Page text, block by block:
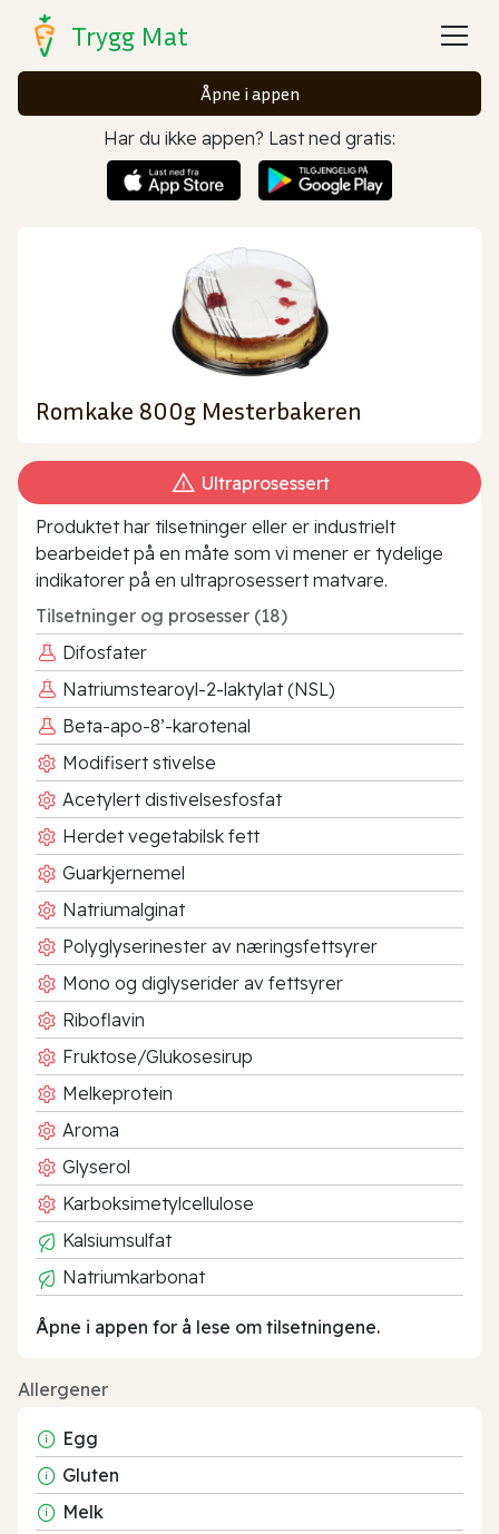
Trygg Mat
Åpne i appen
Har du ikke appen? Last ned gratis:
Romkake 800g Mesterbakeren
Ultraprosessert
Produktet har tilsetninger eller er industrielt
bearbeidet på en måte som vi mener er tydelige
indikatorer på en ultraprosessert matvare.
Tilsetninger og prosesser (18)
Difosfater
Natriumstearoyl-2-laktylat (NSL)
Beta-apo-8’-karotenal
Modifisert stivelse
Acetylert distivelsesfosfat
Herdet vegetabilsk fett
Guarkjernemel
Natriumalginat
Polyglyserinester av næringsfettsyrer
Mono og diglyserider av fettsyrer
Riboflavin
Fruktose/Glukosesirup
Melkeprotein
Aroma
Glyserol
Karboksimetylcellulose
Kalsiumsulfat
Natriumkarbonat
Åpne i appen for å lese om tilsetningene.
Allergener
Egg
Gluten
Melk